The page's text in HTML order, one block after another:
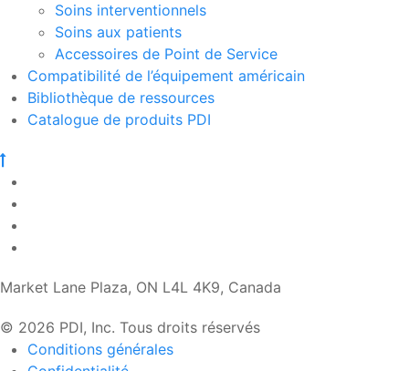
Soins interventionnels
Soins aux patients
Accessoires de Point de Service
Compatibilité de l’équipement américain
Bibliothèque de ressources
Catalogue de produits PDI
Market Lane Plaza, ON L4L 4K9, Canada
© 2026 PDI, Inc. Tous droits réservés
Conditions générales